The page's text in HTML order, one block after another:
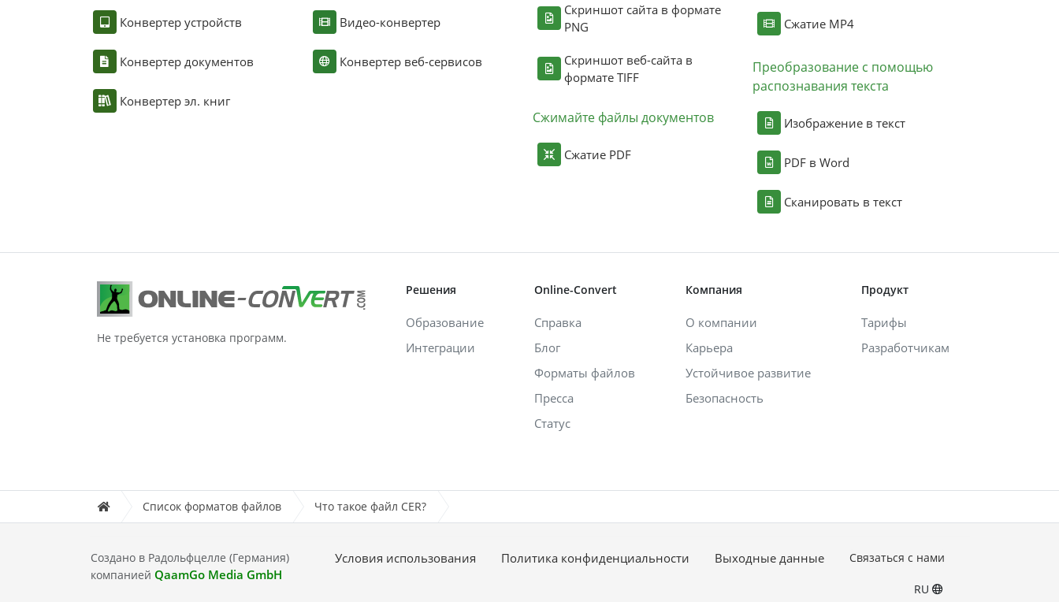
Конвертер устройств
Конвертер документов
Конвертер эл. книг
Видео-конвертер
Конвертер веб-сервисов
Скриншот сайта в формате
PNG
Скриншот веб-сайта в
формате TIFF
Сжимайте файлы документов
Сжатие PDF
Сжатие MP4
Преобразование с помощью
распознавания текста
Изображение в текст
PDF в Word
Сканировать в текст
Не требуется установка программ.
Решения
Образование
Интеграции
Online-Convert
Справка
Блог
Форматы файлов
Пресса
Статус
Компания
О компании
Карьера
Устойчивое развитие
Безопасность
Продукт
Тарифы
Разработчикам
Список форматов файлов Что такое файл CER?
Создано в Радольфцелле (Германия)
компанией QaamGo Media GmbH
Условия использования Политика конфиденциальности Выходные данные Связаться с нами
RU